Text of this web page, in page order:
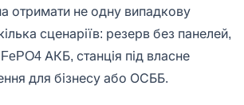
отримати не одну випадкову
сценаріїв: резерв без панелей,
АКБ, станція під власне
для бізнесу або ОСББ.